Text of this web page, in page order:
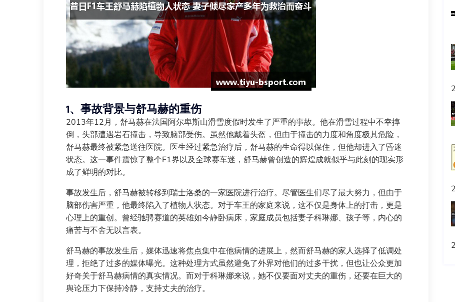
1、事故背景与舒马赫的重伤
2013年12月，舒马赫在法国阿尔卑斯山滑雪度假时发生了严重的事故。他在滑雪过程中不幸摔
倒，头部遭遇岩石撞击，导致脑部受伤。虽然他戴着头盔，但由于撞击的力度和角度极其危险，
舒马赫最终被紧急送往医院。医生经过紧急治疗后，舒马赫的生命得以保住，但他却进入了昏迷
状态。这一事件震惊了整个F1界以及全球赛车迷，舒马赫曾创造的辉煌成就似乎与此刻的现实形
成了鲜明的对比。
事故发生后，舒马赫被转移到瑞士洛桑的一家医院进行治疗。尽管医生们尽了最大努力，但由于
脑部伤害严重，他最终陷入了植物人状态。对于车王的家庭来说，这不仅是身体上的打击，更是
心理上的重创。曾经驰骋赛道的英雄如今静卧病床，家庭成员包括妻子科琳娜、孩子等，内心的
痛苦与不舍无以言表。
舒马赫的事故发生后，媒体迅速将焦点集中在他病情的进展上，然而舒马赫的家人选择了低调处
理，拒绝了过多的媒体曝光。这种处理方式虽然避免了外界对他们的过多干扰，但也让公众更加
好奇关于舒马赫病情的真实情况。而对于科琳娜来说，她不仅要面对丈夫的重伤，还要在巨大的
舆论压力下保持冷静，支持丈夫的治疗。